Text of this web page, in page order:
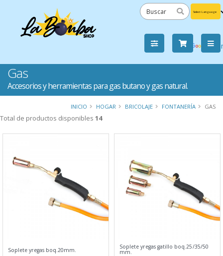
by
Gas
Accesorios y herramientas para gas butano y gas natural.
INICIO HOGAR BRICOLAJE FONTANERÍA GAS
Total de productos disponibles 14
Soplete yregas boq.20mm. Soplete yregas gatillo boq.25/35/50
mm.